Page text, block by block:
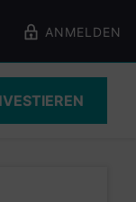
ANMELDEN